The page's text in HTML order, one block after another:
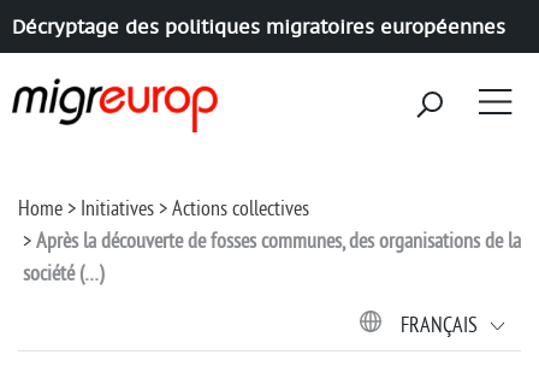
Décryptage des politiques migratoires européennes
Home Initiatives
Actions collectives
Après la découverte de fosses communes, des organisations de la
société (…)
FRANÇAIS